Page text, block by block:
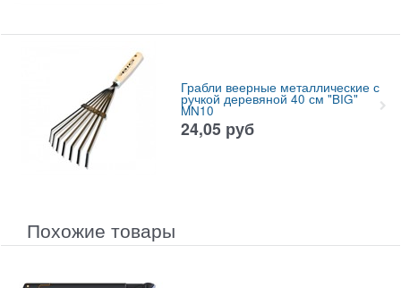
Грабли веерные металлические с
ручкой деревяной 40 см "BIG"
MN10
24,05 руб
Похожие товары